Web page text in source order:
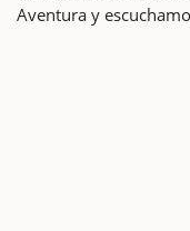
Aventura y